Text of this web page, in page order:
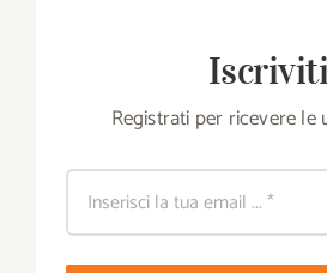
Iscriviti
Registrati per ricevere le